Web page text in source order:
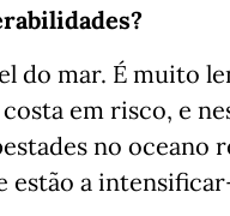
do mar. É muito
em risco, e
no oceano
estão a